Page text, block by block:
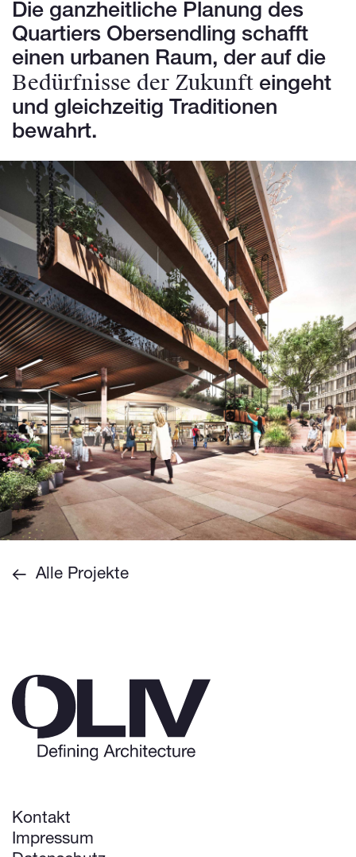
Die ganzheitliche Planung des
Quartiers Obersendling schafft
einen urbanen Raum, der auf die
Bedürfnisse der Zukunft eingeht
und gleichzeitig Traditionen
bewahrt.
Alle Projekte
Kontakt
Impressum